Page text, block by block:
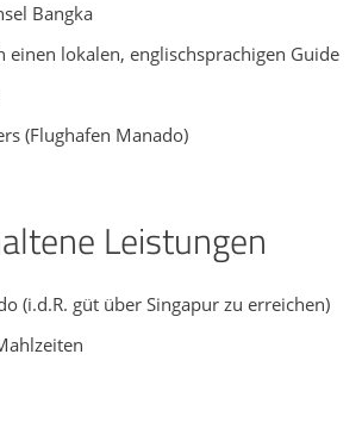
Bangka
einen lokalen, englischsprachigen Guide
(Flughafen Manado)
Leistungen
(i.d.R. güt über Singapur zu erreichen)